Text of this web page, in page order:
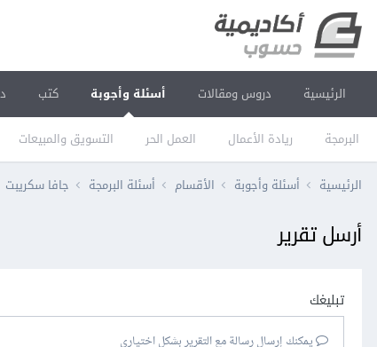
الرئيسية دروس ومقالات أسئلة وأجوبة
البرمجة ريادة الأعمال العمل الحر التسويق والمبيعات
كتب
الرئيسية أسئلة وأجوبة الأقسام أسئلة البرمجة جافا سكريبت
أرسل تقرير
تبليغك
يمكنك إرسال رسالة مع التقرير بشكل اختياري